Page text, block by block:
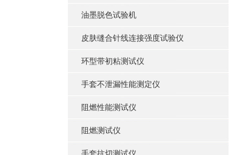
油墨脱色试验机
皮肤缝合针线连接强度试验仪
环型带初粘测试仪
手套不泄漏性能测定仪
阻燃性能测试仪
阻燃测试仪